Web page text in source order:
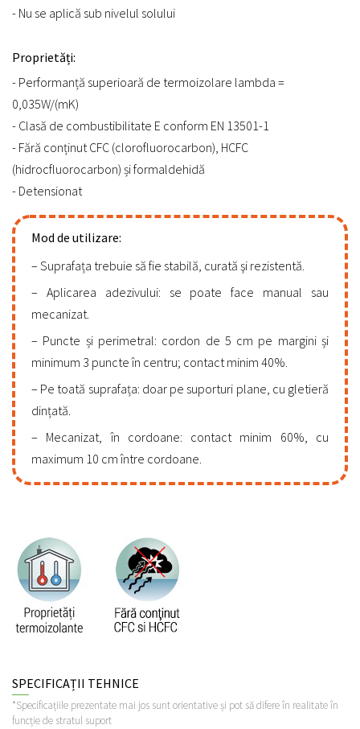
- Nu se aplică sub nivelul solului
Proprietăți:
- Performanță superioară de termoizolare lambda =
0,035W/(mK)
- Clasă de combustibilitate E conform EN 13501-1
- Fără conținut CFC (clorofluorocarbon), HCFC
(hidrocfluorocarbon) și formaldehidă
- Detensionat
Mod de utilizare:
Suprafața trebuie să fie stabilă, curată şi rezistentă.
Aplicarea adezivului: se poate face manual sau
mecanizat.
Puncte și perimetral: cordon de 5 cm pe margini și
minimum 3 puncte în centru; contact minim 40%.
Pe toată suprafața: doar pe suporturi plane, cu gletieră
dințată.
Mecanizat, în cordoane: contact minim 60%, cu
maximum 10 cm între cordoane.
SPECIFICAȚII TEHNICE
*Specificațiile prezentate mai jos sunt orientative și pot să difere în realitate în
funcție de stratul suport